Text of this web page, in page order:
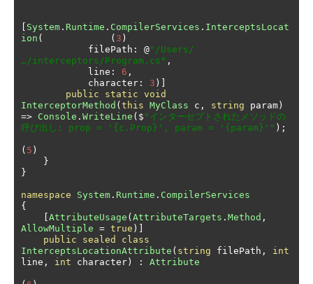
System . Runtime . CompilerServices . InterceptsLocat
ion ( ( 3 )
            filePath
: @"/Users/
…/interceptors/Program.cs" ,
            line
: 6 ,
            character
: 3 )]
public
static void
InterceptorMethod ( this MyClass c , string param )
=> Console . WriteLine ( $ "インターセプトされたメソッドの
呼び出し: prop = '{c.Prop}', param = '{param}'" );
( 5 )
}
}
namespace System . Runtime . CompilerServices
{
AttributeUsage ( AttributeTargets . Method ,
AllowMultiple = true )]
public
sealed
class
InterceptsLocationAttribute ( string filePath ,
int
line , int character ) : Attribute